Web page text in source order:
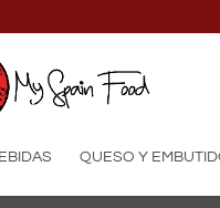
QUESO Y